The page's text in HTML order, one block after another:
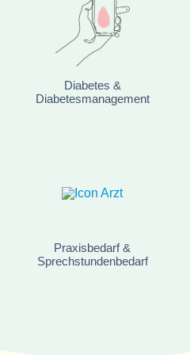
Diabetes &
Diabetesmanagement
Praxisbedarf &
Sprechstundenbedarf